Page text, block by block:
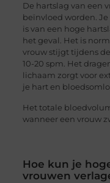
De hartslag van een
beïnvloed worden.
is van een hoge
het geval. Het is
vrouw stijgt tijdens
10-20 spm. Het
lichaam zorgt voor
je hart en
Het totale
wanneer een vrouw
Hoe kun je
vrouwen